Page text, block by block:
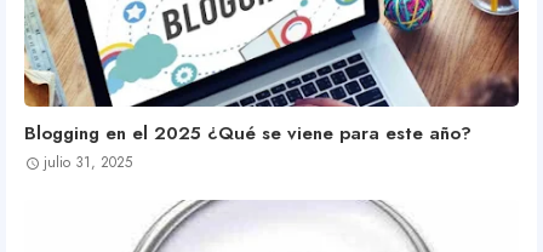
Blogging en el 2025 ¿Qué se viene para este año?
julio 31, 2025